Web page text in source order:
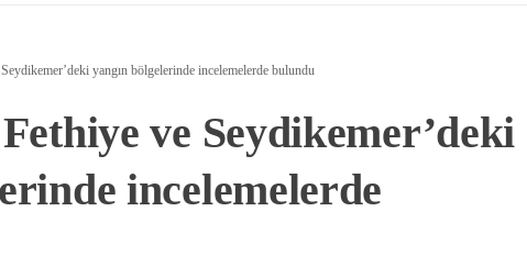
yangın bölgelerinde incelemelerde bulundu
ve Seydikemer’deki
incelemelerde